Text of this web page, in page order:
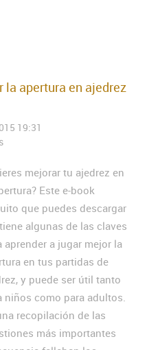
la apertura en ajedrez
19:31
mejorar tu ajedrez en
Este e-book
que puedes descargar
algunas de las claves
aprender a jugar mejor la
en tus partidas de
y puede ser útil tanto
niños como para adultos.
recopilación de las
más importantes